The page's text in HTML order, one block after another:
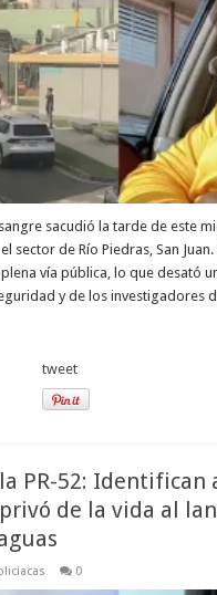
sacudió la tarde de este
sector de Río Piedras, San
vía pública, lo que desató
y de los investigadores
tweet
PR-52: Identifican
de la vida al
0